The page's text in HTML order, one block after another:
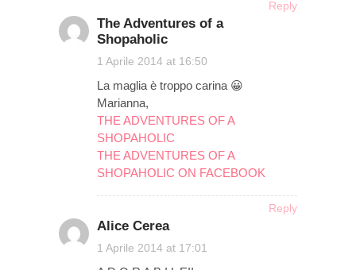
Reply
The Adventures of a
Shopaholic
1 Aprile 2014 at 16:50
La maglia è troppo carina 😀
Marianna,
THE ADVENTURES OF A
SHOPAHOLIC
THE ADVENTURES OF A
SHOPAHOLIC ON FACEBOOK
Reply
Alice Cerea
1 Aprile 2014 at 17:01